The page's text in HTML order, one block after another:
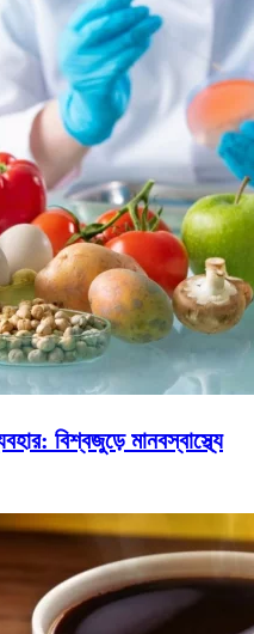
বিশ্বজুড়ে মানবস্বাস্থ্যে